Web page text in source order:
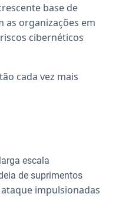
base de
organizações em
cibernéticos
cada vez mais
escala
de suprimentos
impulsionadas